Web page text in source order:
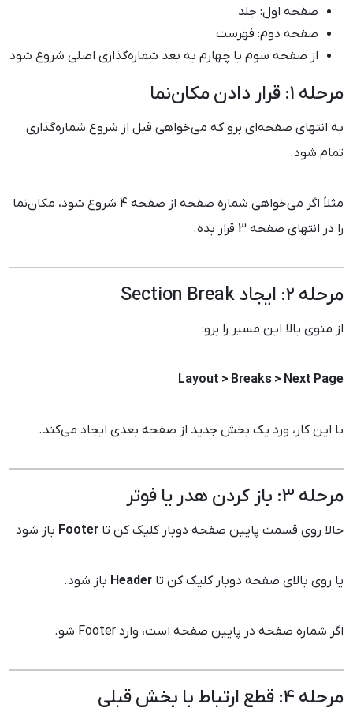
صفحه اول: جلد
صفحه دوم: فهرست
از صفحه سوم یا چهارم به بعد شماره‌گذاری اصلی شروع شود
مرحله 1: قرار دادن مکان‌نما
به انتهای صفحه‌ای برو که می‌خواهی قبل از شروع شماره‌گذاری
تمام شود.
مثلاً اگر می‌خواهی شماره صفحه از صفحه 4 شروع شود، مکان‌نما
را در انتهای صفحه 3 قرار بده.
مرحله 2: ایجاد Section Break
از منوی بالا این مسیر را برو:
Layout > Breaks > Next Page
با این کار، ورد یک بخش جدید از صفحه بعدی ایجاد می‌کند.
مرحله 3: باز کردن هدر یا فوتر
حالا روی قسمت پایین صفحه دوبار کلیک کن تا Footer باز شود
یا روی بالای صفحه دوبار کلیک کن تا Header باز شود.
اگر شماره صفحه در پایین صفحه است، وارد Footer شو.
مرحله 4: قطع ارتباط با بخش قبلی